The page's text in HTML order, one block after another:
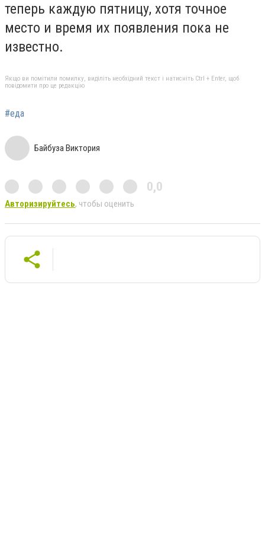
теперь каждую пятницу, хотя точное
место и время их появления пока не
известно.
Якщо ви помітили помилку, виділіть необхідний текст і натисніть Ctrl + Enter, щоб
повідомити про це редакцію
#еда
Байбуза Виктория
0,0
Авторизируйтесь, чтобы оценить